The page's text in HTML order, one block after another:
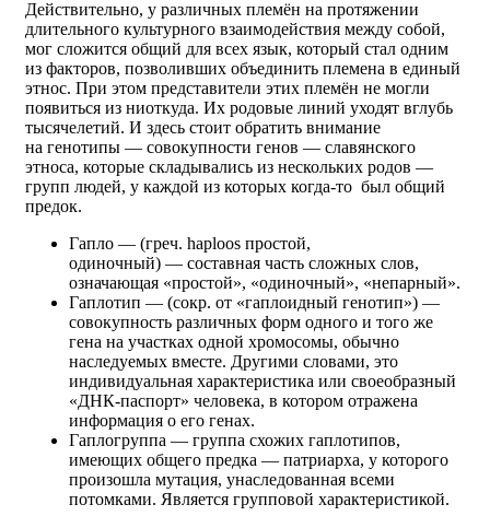
Действительно, у различных племён на протяжении
длительного культурного взаимодействия между собой,
мог сложится общий для всех язык, который стал одним
из факторов, позволивших объединить племена в единый
этнос. При этом представители этих племён не могли
появиться из ниоткуда. Их родовые линий уходят вглубь
тысячелетий. И здесь стоит обратить внимание
на генотипы — совокупности генов — славянского
этноса, которые складывались из нескольких родов —
групп людей, у каждой из которых когда-то был общий
предок.
Гапло — (греч. haploos простой,
одиночный) — составная часть сложных слов,
означающая «простой», «одиночный», «непарный».
Гаплотип — (сокр. от «гаплоидный генотип») —
совокупность различных форм одного и того же
гена на участках одной хромосомы, обычно
наследуемых вместе. Другими словами, это
индивидуальная характеристика или своеобразный
«ДНК-паспорт» человека, в котором отражена
информация о его генах.
Гаплогруппа — группа схожих гаплотипов,
имеющих общего предка — патриарха, у которого
произошла мутация, унаследованная всеми
потомками. Является групповой характеристикой.